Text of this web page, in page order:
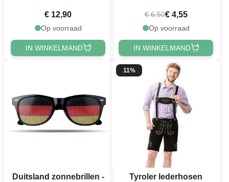
€ 12,90
Op voorraad
IN WINKELMAND
€ 6,50€ 4,55
Op voorraad
IN WINKELMAND
Duitsland zonnebrillen -
11%
Tyroler lederhosen